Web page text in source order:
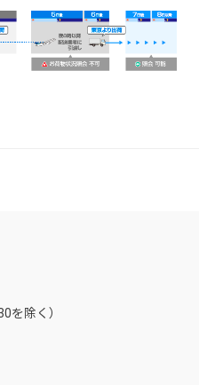
。
る
に目立ちやすくなるため、おすす
を除く）